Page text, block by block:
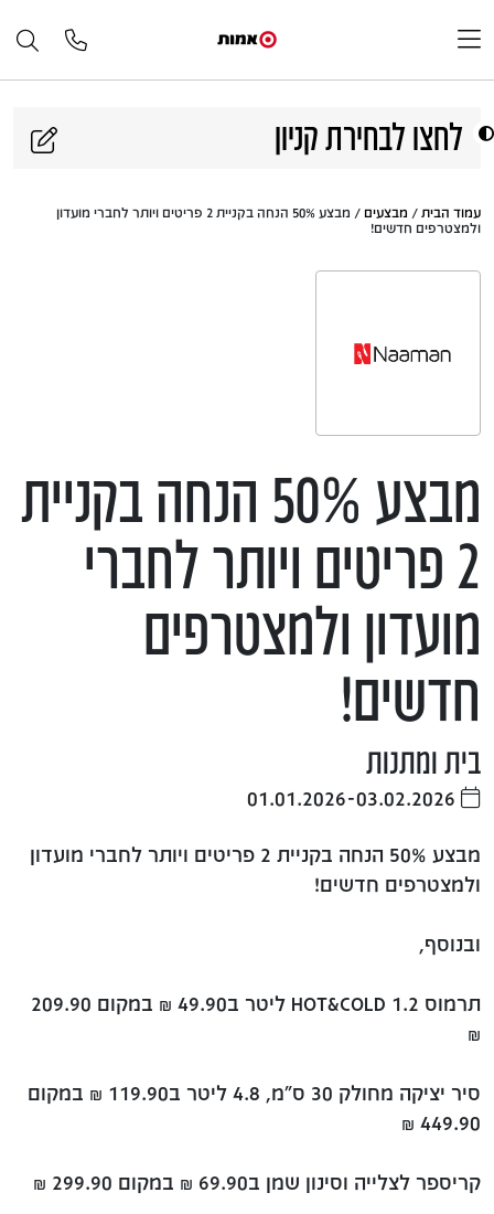
לחצו לבחירת קניון
עמוד הבית / מבצעים
/ מבצע 50% הנחה בקניית 2 פריטים ויותר לחברי מועדון
ולמצטרפים חדשים!
מבצע 50% הנחה בקניית
2 פריטים ויותר לחברי
מועדון ולמצטרפים
חדשים!
בית ומתנות
מבצע 50% הנחה בקניית 2 פריטים ויותר לחברי מועדון
ולמצטרפים חדשים!
ובנוסף,
תרמוס HOT&COLD 1.2 ליטר ב49.90 ₪ במקום 209.90
₪
סיר יציקה מחולק 30 ס"מ, 4.8 ליטר ב119.90 ₪ במקום
449.90 ₪
קריספר לצלייה וסינון שמן ב69.90 ₪ במקום 299.90 ₪